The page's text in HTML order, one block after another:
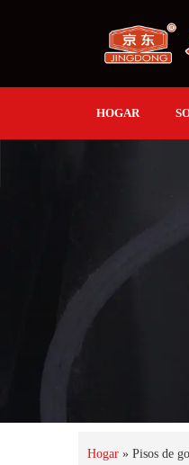
HOGAR
Hogar » Pisos de